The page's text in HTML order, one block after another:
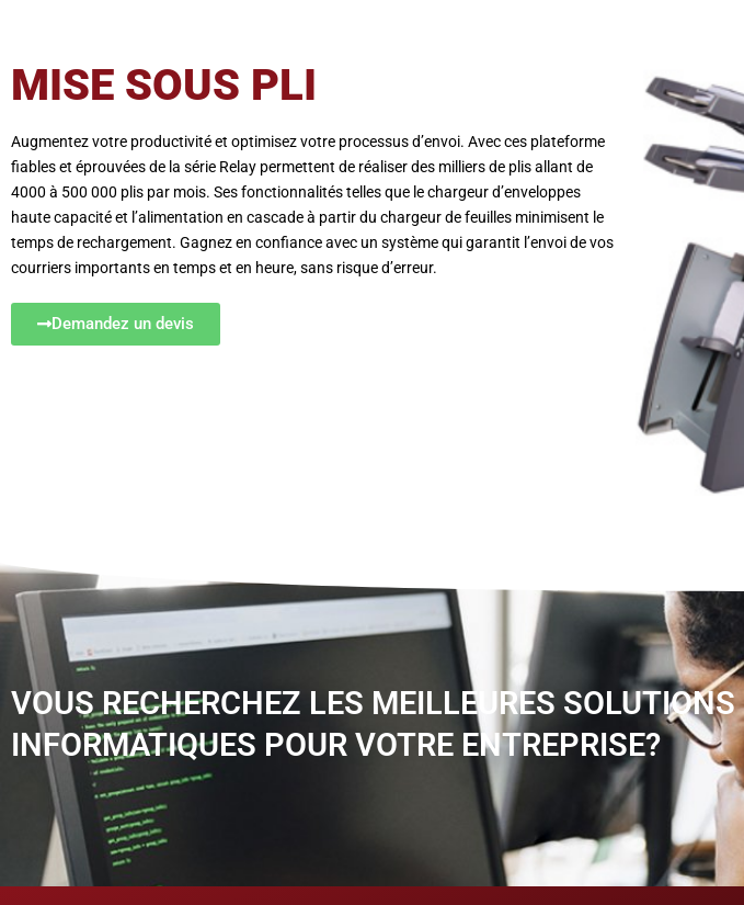
MISE SOUS PLI
Augmentez votre productivité et optimisez votre processus d’envoi. Avec ces plateforme
fiables et éprouvées de la série Relay permettent de réaliser des milliers de plis allant de
4000 à 500 000 plis par mois. Ses fonctionnalités telles que le chargeur d’enveloppes
haute capacité et l’alimentation en cascade à partir du chargeur de feuilles minimisent le
temps de rechargement. Gagnez en confiance avec un système qui garantit l’envoi de vos
courriers importants en temps et en heure, sans risque d’erreur.
Demandez un devis
VOUS RECHERCHEZ LES MEILLEURES SOLUTIONS
INFORMATIQUES POUR VOTRE ENTREPRISE?